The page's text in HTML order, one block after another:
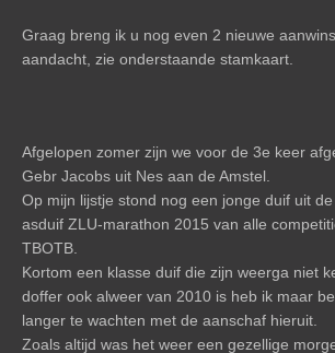
Graag breng ik u nog even 2 nieuwe
aandacht, zie onderstaande stamkaart.
Afgelopen zomer zijn we voor de 3e keer
Gebr Jacobs uit Nes aan de Amstel.
Op mijn lijstje stond nog een jonge duif uit de
asduif ZLU-marathon 2015 van alle
TBOTB.
Kortom een klasse duif die zijn weerga niet
doffer ook alweer van 2010 is heb ik maar
langer te wachten met de aanschaf hieruit.
Zoals altijd was het weer een gezellige